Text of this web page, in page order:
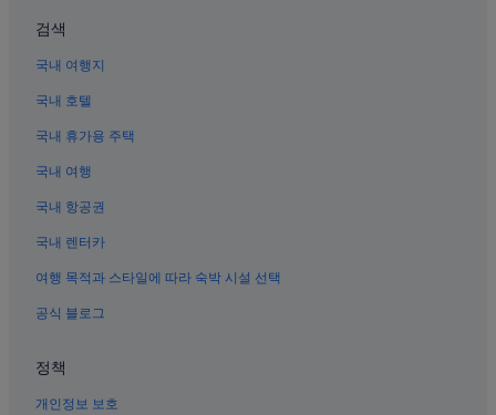
타이베이의 콘도
다퉁의 5성급 호텔
타이베이의 아파트식 호텔
시먼딩 호텔
중산의 5성급 호텔
타이베이 호텔
지앙궈 꽃 & 옥시장 근처 호텔
중산의 3성급 호텔
타이베이의 비즈니스 호텔
검색
국내 여행지
국내 호텔
국내 휴가용 주택
국내 여행
국내 항공권
국내 렌터카
여행 목적과 스타일에 따라 숙박 시설 선택
공식 블로그
정책
개인정보 보호